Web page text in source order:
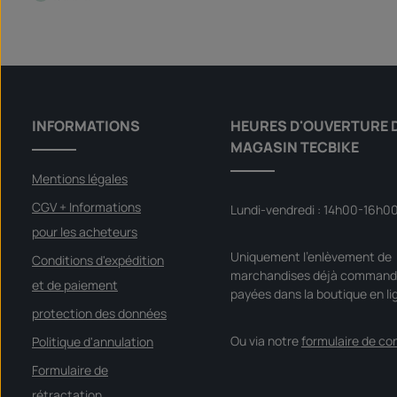
i
b
é
l
i
e
l
v
r
a
i
o
n
:
o
f
r
v
e
INFORMATIONS
Mentions légales
CGV + Informations
pour les acheteurs
Conditions d'expédition
et de paiement
protection des données
Politique d'annulation
Formulaire de
HEURES D'OUVERTURE
MAGASIN TECBIKE
Lundi-vendredi : 14h00-16h00
Uniquement l'enlèvement de
marchandises déjà
payées dans la boutique en
Ou via notreformulaire de